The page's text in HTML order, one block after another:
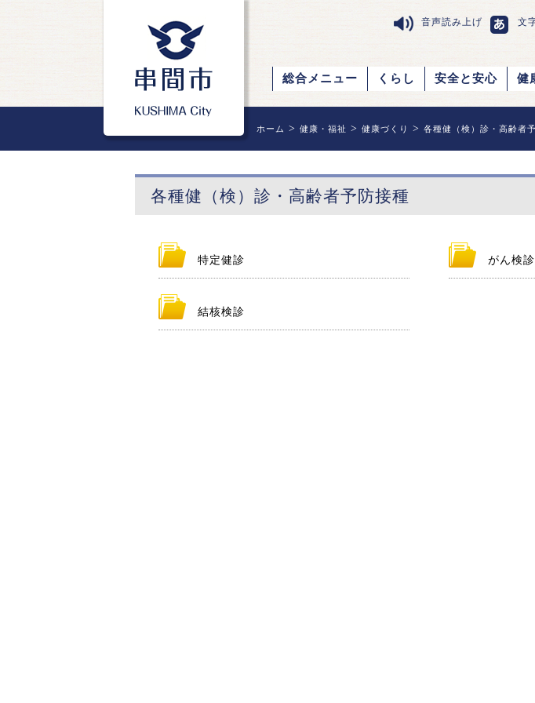
音声読み上げ 文
総合メニュー くらし 安全と安心 健
ホーム > 健康・福祉 > 健康づくり > 各種健（検）診・高齢者
各種健（検）診・高齢者予防接種
特定健診 がん検診
結核検診